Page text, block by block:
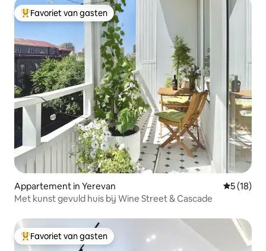
Topfavoriet van gasten
Favoriet van gasten
Appartement in Yerevan
5 (18)
Met kunst gevuld huis bij Wine Street & Cascade
Topfavoriet van gasten
Favoriet van gasten